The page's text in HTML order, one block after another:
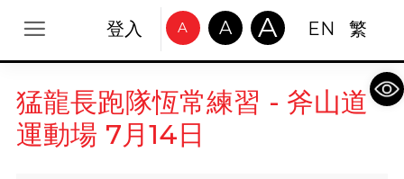
登入 A A A EN 繁
猛龍長跑隊恆常練習 - 斧山道
運動場 7月14日